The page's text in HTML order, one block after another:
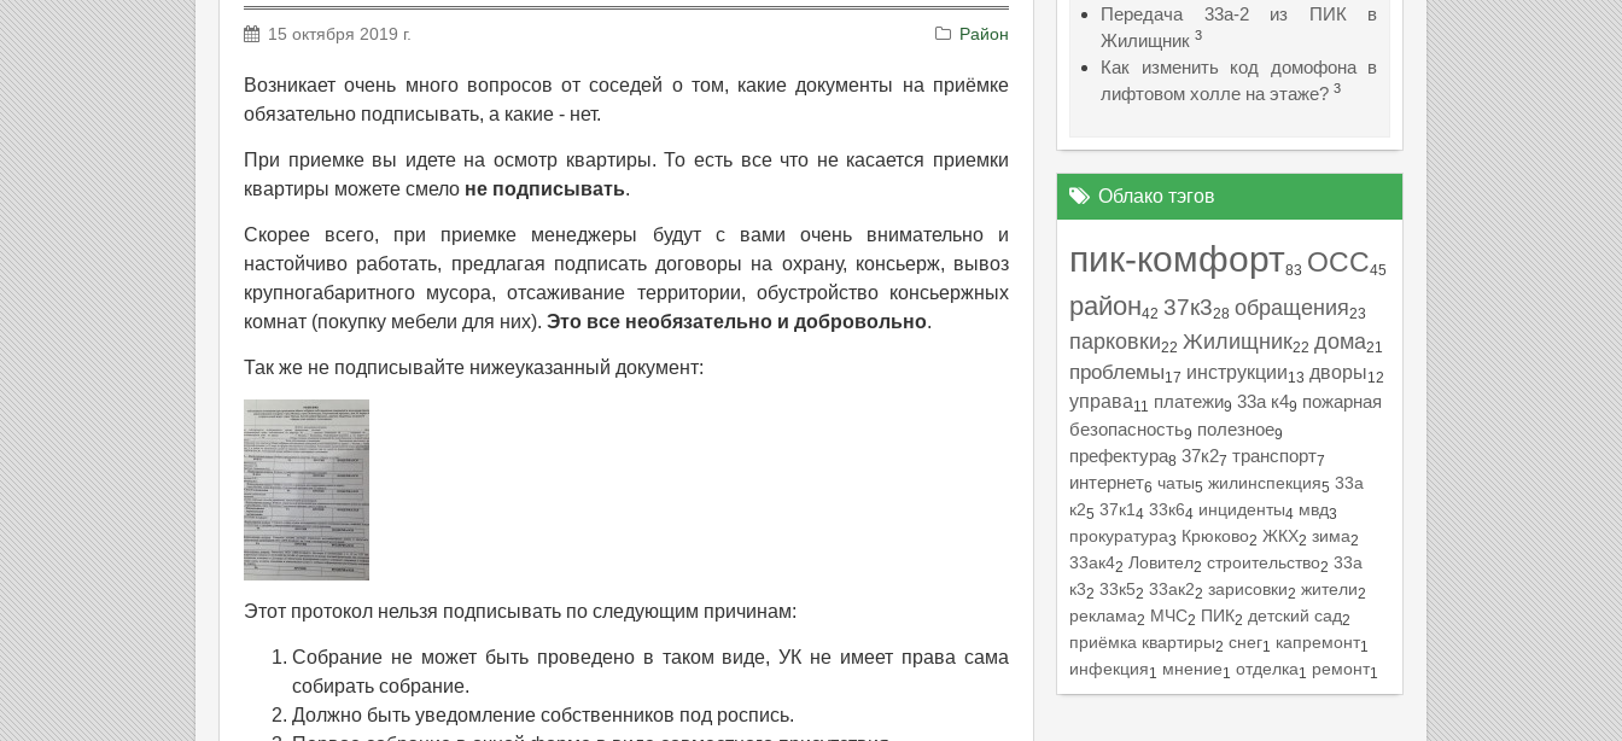
15 октября 2019 г. Район
Возникает очень много вопросов от соседей о том, какие документы на приёмке
обязательно подписывать, а какие - нет.
При приемке вы идете на осмотр квартиры. То есть все что не касается приемки
квартиры можете смело не подписывать.
Cкорее всего, при приемке менеджеры будут с вами очень внимательно и
настойчиво работать, предлагая подписать договоры на охрану, консьерж, вывоз
крупногабаритного мусора, отсаживание территории, обустройство консьержных
комнат (покупку мебели для них). Это все необязательно и добровольно.
Так же не подписывайте нижеуказанный документ:
Этот протокол нельзя подписывать по следующим причинам:
Собрание не может быть проведено в таком виде, УК не имеет права сама
собирать собрание.
Должно быть уведомление собственников под роспись.
Передача 33а-2 из ПИК в
Жилищник 3
Как изменить код домофона в
лифтовом холле на этаже? 3
Облако тэгов
пик-комфорт83 ОСС45
район42 37к328 обращения23
парковки22 Жилищник22 дома21
проблемы17 инструкции13 дворы12
управа11 платежи9 33а к49 пожарная
безопасность9 полезное9
префектура8 37к27 транспорт7
интернет6 чаты5 жилинспекция5 33а
к25 37к1 4 33к64 инциденты4 мвд3
прокуратура3 Крюково2 ЖКХ2 зима2
33ак42 Ловител2 строительство2 33а
к32 33к52 33ак22 зарисовки2 жители2
реклама2 МЧС2 ПИК2 детский сад2
приёмка квартиры2 снег1 капремонт1
инфекция1 мнение1 отделка1 ремонт1